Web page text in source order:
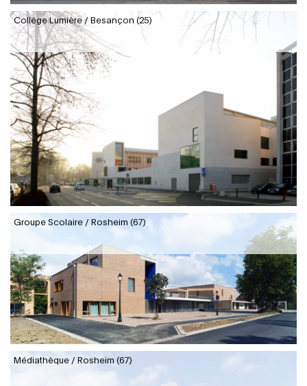
Collège Lumière / Besançon (25)
Groupe Scolaire / Rosheim (67)
Médiathèque / Rosheim (67)